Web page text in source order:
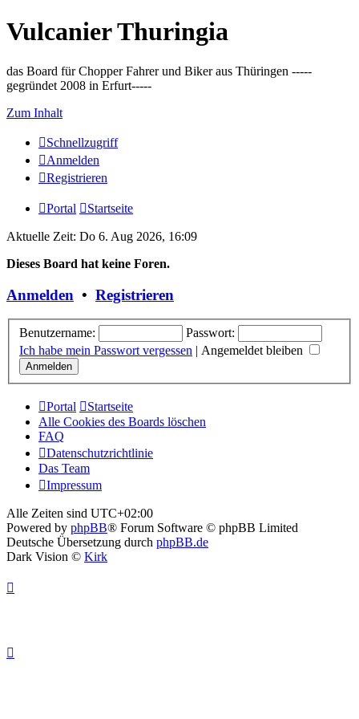
Vulcanier Thuringia
das Board für Chopper Fahrer und Biker aus Thüringen -----
gegründet 2008 in Erfurt-----
Zum Inhalt
Schnellzugriff
Anmelden
Registrieren
Portal Startseite
Aktuelle Zeit: Do 6. Aug 2026, 16:09
Dieses Board hat keine Foren.
Anmelden • Registrieren
Benutzername:
Passwort:
Ich habe mein Passwort vergessen | Angemeldet bleiben
Portal
Startseite
Alle Cookies des Boards löschen
FAQ
Datenschutzrichtlinie
Das Team
Impressum
Alle Zeiten sind UTC+02:00
Powered by phpBB® Forum Software © phpBB Limited
Deutsche Übersetzung durch phpBB.de
Dark Vision © Kirk